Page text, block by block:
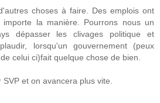
choses à faire. Des emplois ont
la manière. Pourrons nous un
dépasser les clivages politique et
lorsqu'un gouvernement (peux
celui ci)fait quelque chose de bien.
et on avancera plus vite.